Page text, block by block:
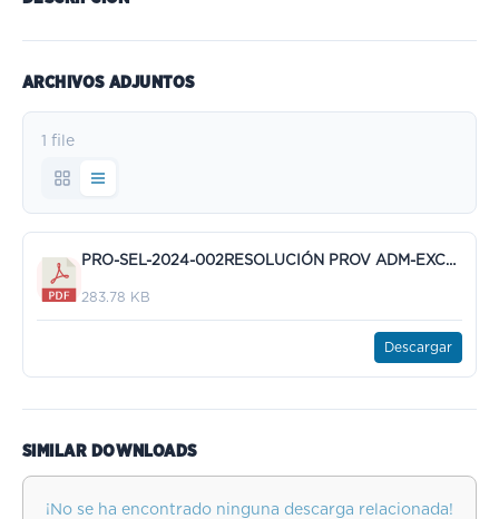
ARCHIVOS ADJUNTOS
1 file
PRO-SEL-2024-002RESOLUCIÓN PROV ADM-EXCL.pdf
283.78 KB
Descargar
SIMILAR DOWNLOADS
¡No se ha encontrado ninguna descarga relacionada!